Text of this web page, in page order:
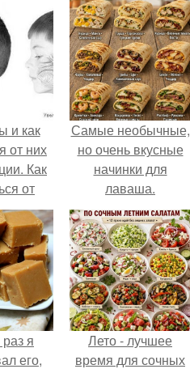
и как
от них
Как
от
без
Самые необычные,
но очень вкусные
начинки для
лаваша.
я
его,
Лето - лучшее
время для сочных